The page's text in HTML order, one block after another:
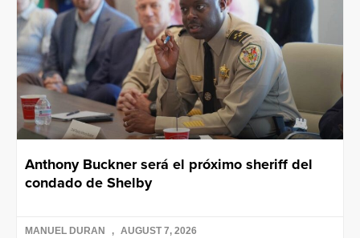
Anthony Buckner será el próximo sheriff del
condado de Shelby
MANUEL DURAN AUGUST 7, 2026